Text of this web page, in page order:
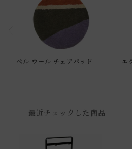
通常配送について
通常配送の場合、お品物は玄関前で
■ご不明な点やご希望がございまし
際の商品とで色の見え方が異なる
ください。
ペル ウール チェアパッド エ
最近チェックした商品